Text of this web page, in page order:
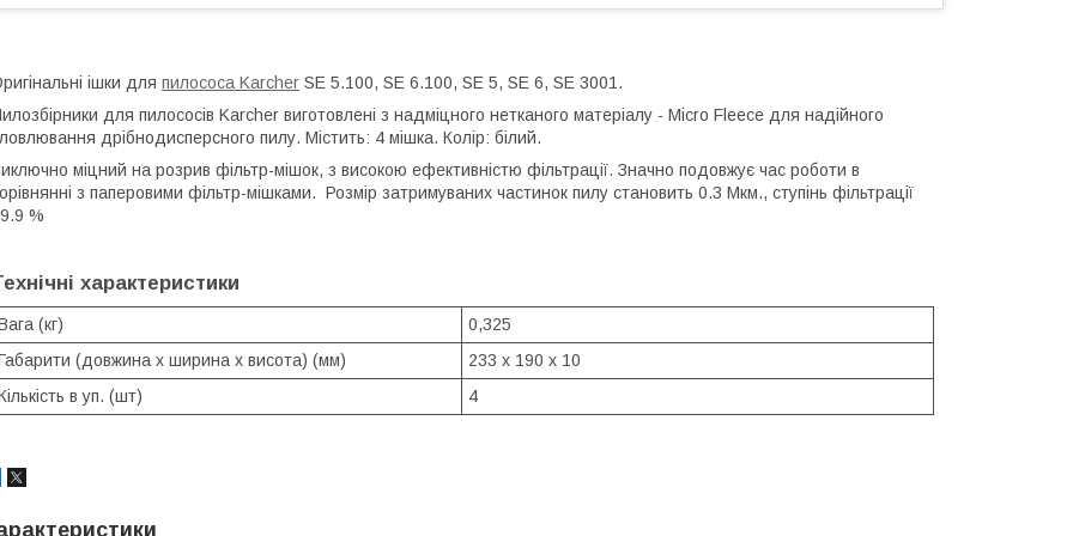
ішки для пилососа Karcher SE 5.100, SE 6.100, SE 5, SE 6, SE 3001.
для пилососів Karcher виготовлені з надміцного нетканого матеріалу - Micro Fleece для надійного
дрібнодисперсного пилу. Містить: 4 мішка. Колір: білий.
міцний на розрив фільтр-мішок, з високою ефективністю фільтрації. Значно подовжує час роботи в
з паперовими фільтр-мішками. Розмір затримуваних частинок пилу становить 0.3 Мкм., ступінь фільтрації
%
характеристики
(кг)
0,325
(довжина х ширина х висота) (мм)
233 x 190 x 10
в уп. (шт)
4